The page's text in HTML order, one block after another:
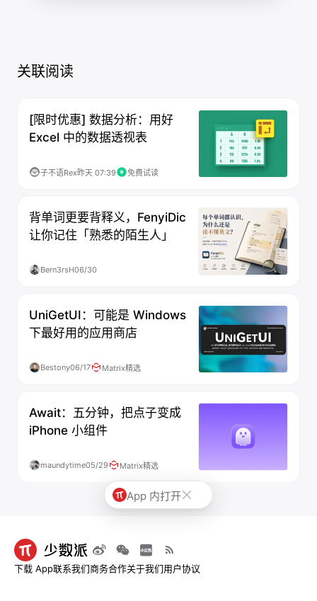
关联阅读
[限时优惠] 数据分析：用好
Excel 中的数据透视表
子不语Rex昨天 07:39 免费试读
背单词更要背释义，FenyiDic
让你记住「熟悉的陌生人」
Bern3rsH06/30
UniGetUI：可能是 Windows
下最好用的应用商店
Bestony06/17 Matrix精选
Await：五分钟，把点子变成
iPhone 小组件
maundytime05/29 Matrix精选
App 内打开
下载 App联系我们商务合作关于我们用户协议